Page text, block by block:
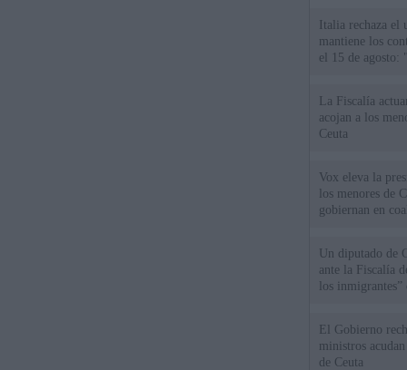
Italia rechaza
mantiene los
el 15 de agosto:
La Fiscalía
acojan a los
Ceuta
Vox eleva la
los menores de
gobiernan en
Un diputado de
ante la Fiscalía
los inmigrantes”
El Gobierno
ministros
de Ceuta